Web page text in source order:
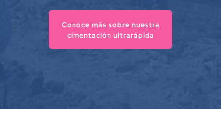
Conoce más sobre nuestra
cimentación ultrarápida